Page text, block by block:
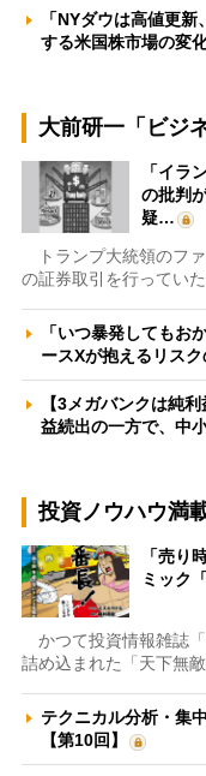
「NYダウは高値更
する米国株市場の
大前研一「ビジ
「イラ
の批判
疑…
トランプ大統領のフ
の証券取引を行ってい
「いつ暴発してもお
ースXが抱えるリス
【3メガバンクは純
益続出の一方で、中
投資ノウハウ満
「売り
ミック
かつて投資情報雑誌
詰め込まれた「天下無
テクニカル分析・集
【第10回】